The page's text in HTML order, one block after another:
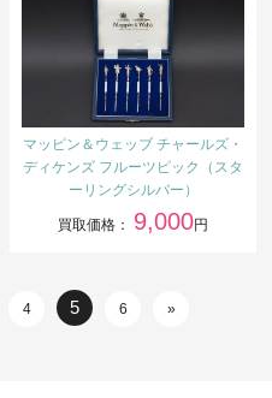
マッピン＆ウェッブ チャールズ・
ディケンズ フルーツピック（スタ
ーリングシルバー）
買取価格： 9,000円
4 5 6 »